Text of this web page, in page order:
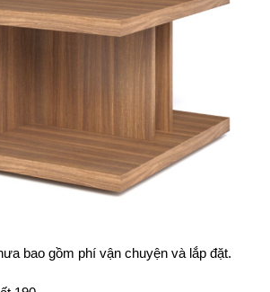
bao gồm phí vận chuyện và lắp đặt.